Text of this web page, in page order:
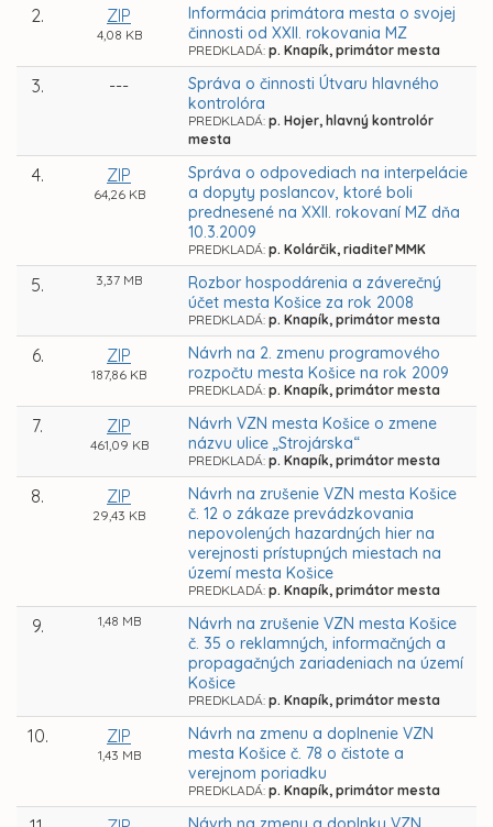
2. ZIP
4,08 KB
Informácia primátora mesta o svojej
činnosti od XXII. rokovania MZ
PREDKLADÁ: p. Knapík, primátor mesta
3. ---
Správa o činnosti Útvaru hlavného
kontrolóra
PREDKLADÁ: p. Hojer, hlavný kontrolór
mesta
4. ZIP
64,26 KB
Správa o odpovediach na interpelácie
a dopyty poslancov, ktoré boli
prednesené na XXII. rokovaní MZ dňa
10.3.2009
PREDKLADÁ: p. Kolárčik, riaditeľ MMK
5. 3,37 MB
Rozbor hospodárenia a záverečný
účet mesta Košice za rok 2008
PREDKLADÁ: p. Knapík, primátor mesta
6. ZIP
187,86 KB
Návrh na 2. zmenu programového
rozpočtu mesta Košice na rok 2009
PREDKLADÁ: p. Knapík, primátor mesta
7. ZIP
461,09 KB
Návrh VZN mesta Košice o zmene
názvu ulice „Strojárska“
PREDKLADÁ: p. Knapík, primátor mesta
8. ZIP
29,43 KB
Návrh na zrušenie VZN mesta Košice
č. 12 o zákaze prevádzkovania
nepovolených hazardných hier na
verejnosti prístupných miestach na
území mesta Košice
PREDKLADÁ: p. Knapík, primátor mesta
9. 1,48 MB
Návrh na zrušenie VZN mesta Košice
č. 35 o reklamných, informačných a
propagačných zariadeniach na území
Košice
PREDKLADÁ: p. Knapík, primátor mesta
10. ZIP
1,43 MB
Návrh na zmenu a doplnenie VZN
mesta Košice č. 78 o čistote a
verejnom poriadku
PREDKLADÁ: p. Knapík, primátor mesta